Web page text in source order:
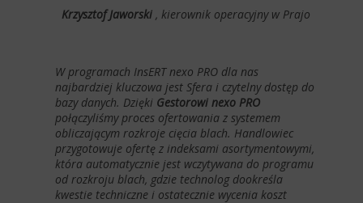
Krzysztof Jaworski , kierownik operacyjny w Prajo
W programach InsERT nexo PRO dla nas
najbardziej kluczowa jest Sfera i czytelny dostęp do
bazy danych. Dzięki Gestorowi nexo PRO
połączyliśmy proces ofertowania z systemem
obliczającym rozkroje cięcia blach. Handlowiec
przygotowuje ofertę z indeksami asortymentowymi,
która automatycznie jest wczytywana do programu
od rozkroju blach, gdzie technolog dookreśla
kwestie techniczne i ostatecznie wycenia koszt